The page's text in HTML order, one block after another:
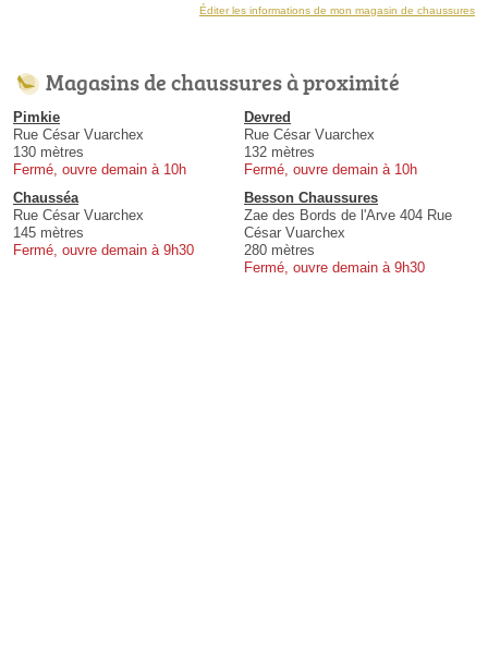
Éditer les informations de mon magasin de chaussures
Magasins de chaussures à proximité
Pimkie
Rue César Vuarchex
130 mètres
Fermé, ouvre demain à 10h
Devred
Rue César Vuarchex
132 mètres
Fermé, ouvre demain à 10h
Chausséa
Rue César Vuarchex
145 mètres
Fermé, ouvre demain à 9h30
Besson Chaussures
Zae des Bords de l'Arve 404 Rue
César Vuarchex
280 mètres
Fermé, ouvre demain à 9h30